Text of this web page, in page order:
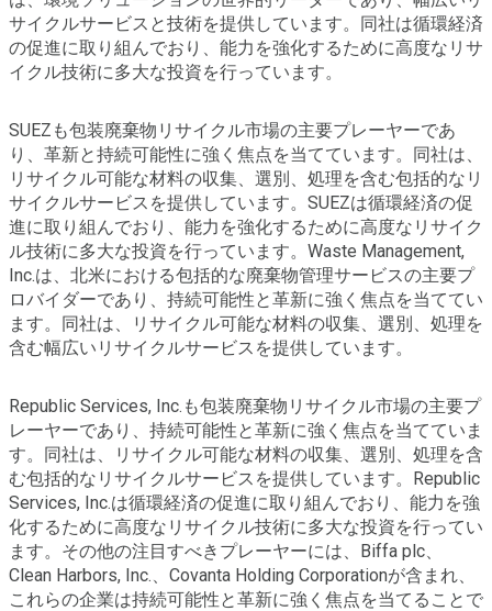
サイクルサービスと技術を提供しています。同社は循環経済
の促進に取り組んでおり、能力を強化するために高度なリサ
イクル技術に多大な投資を行っています。
SUEZも包装廃棄物リサイクル市場の主要プレーヤーであ
り、革新と持続可能性に強く焦点を当てています。同社は、
リサイクル可能な材料の収集、選別、処理を含む包括的なリ
サイクルサービスを提供しています。SUEZは循環経済の促
進に取り組んでおり、能力を強化するために高度なリサイク
ル技術に多大な投資を行っています。Waste Management,
Inc.は、北米における包括的な廃棄物管理サービスの主要プ
ロバイダーであり、持続可能性と革新に強く焦点を当ててい
ます。同社は、リサイクル可能な材料の収集、選別、処理を
含む幅広いリサイクルサービスを提供しています。
Republic Services, Inc.も包装廃棄物リサイクル市場の主要プ
レーヤーであり、持続可能性と革新に強く焦点を当てていま
す。同社は、リサイクル可能な材料の収集、選別、処理を含
む包括的なリサイクルサービスを提供しています。Republic
Services, Inc.は循環経済の促進に取り組んでおり、能力を強
化するために高度なリサイクル技術に多大な投資を行ってい
ます。その他の注目すべきプレーヤーには、Biffa plc、
Clean Harbors, Inc.、Covanta Holding Corporationが含まれ、
これらの企業は持続可能性と革新に強く焦点を当てることで